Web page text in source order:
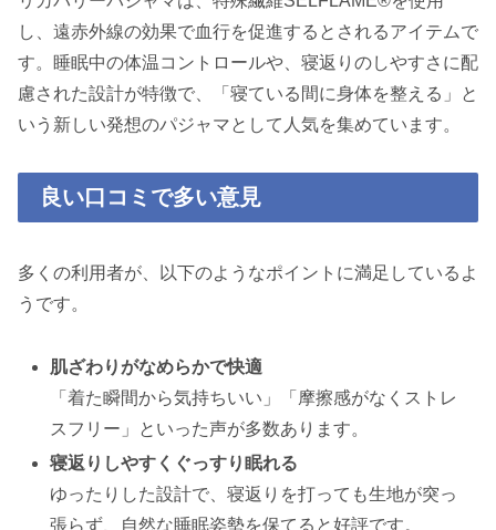
し、遠赤外線の効果で血行を促進するとされるアイテムで
す。睡眠中の体温コントロールや、寝返りのしやすさに配
慮された設計が特徴で、「寝ている間に身体を整える」と
いう新しい発想のパジャマとして人気を集めています。
良い口コミで多い意見
多くの利用者が、以下のようなポイントに満足しているよ
うです。
肌ざわりがなめらかで快適
「着た瞬間から気持ちいい」「摩擦感がなくストレ
スフリー」といった声が多数あります。
寝返りしやすくぐっすり眠れる
ゆったりした設計で、寝返りを打っても生地が突っ
張らず、自然な睡眠姿勢を保てると好評です。